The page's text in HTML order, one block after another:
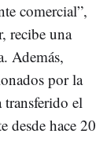
comercial”,
recibe una
Además,
por la
el
desde hace 20